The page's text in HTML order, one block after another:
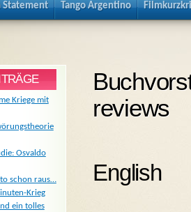
Statement Tango Argentino
reviews
English
Kriege mit
Osvaldo
schon raus…
Krieg
ein tolles